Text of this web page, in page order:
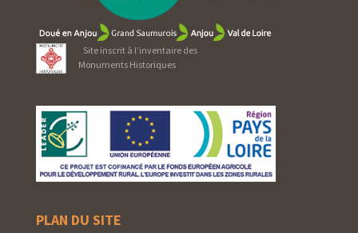
Site inscrit à l’inventaire des
Monuments Historiques
PLAN DU SITE